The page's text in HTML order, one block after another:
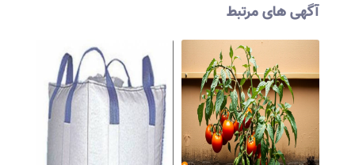
آگهی های مرتبط